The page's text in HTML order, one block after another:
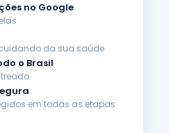
no Google
da sua saúde
o Brasil
em todas as etapas